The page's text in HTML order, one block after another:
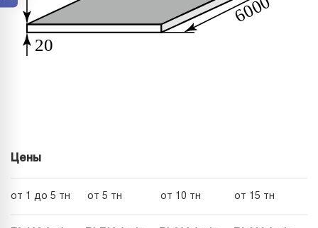
Цены
от 1 до 5 тн от 5 тн от 10 тн от 15 тн